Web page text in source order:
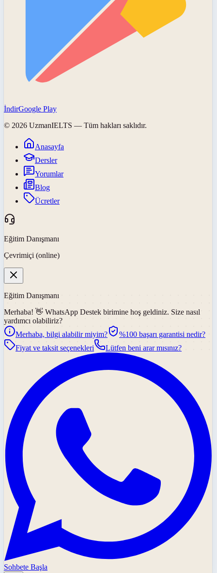
İndirGoogle Play
© 2026 UzmanIELTS — Tüm hakları saklıdır.
Anasayfa
Dersler
Yorumlar
Blog
Ücretler
Eğitim Danışmanı
Çevrimiçi (online)
Eğitim Danışmanı
Merhaba! 👋 WhatsApp Destek birimine hoş geldiniz. Size nasıl
yardımcı olabiliriz?
Merhaba, bilgi alabilir miyim?
%100 başarı garantisi nedir?
Fiyat ve taksit seçenekleri
Lütfen beni arar mısınız?
Sohbete Başla